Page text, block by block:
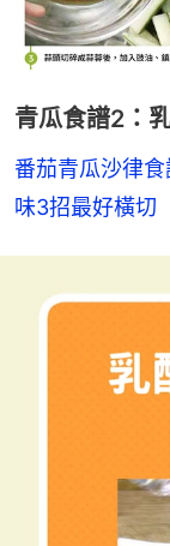
青瓜食譜2：
番茄青瓜沙律
味3招最好橫切